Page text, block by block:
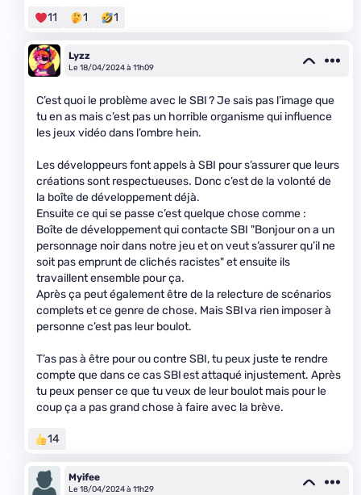
11 1 1
Lyzz
Le 18/04/2024 à 11h09
C’est quoi le problème avec le SBI ? Je sais pas l’image que
tu en as mais c’est pas un horrible organisme qui influence
les jeux vidéo dans l’ombre hein.
Les développeurs font appels à SBI pour s’assurer que leurs
créations sont respectueuses. Donc c’est de la volonté de
la boîte de développement déjà.
Ensuite ce qui se passe c’est quelque chose comme :
Boîte de développement qui contacte SBI "Bonjour on a un
personnage noir dans notre jeu et on veut s’assurer qu’il ne
soit pas emprunt de clichés racistes" et ensuite ils
travaillent ensemble pour ça.
Après ça peut également être de la relecture de scénarios
complets et ce genre de chose. Mais SBI va rien imposer à
personne c’est pas leur boulot.
T’as pas à être pour ou contre SBI, tu peux juste te rendre
compte que dans ce cas SBI est attaqué injustement. Après
tu peux penser ce que tu veux de leur boulot mais pour le
coup ça a pas grand chose à faire avec la brève.
14
Myifee
Le 18/04/2024 à 11h29